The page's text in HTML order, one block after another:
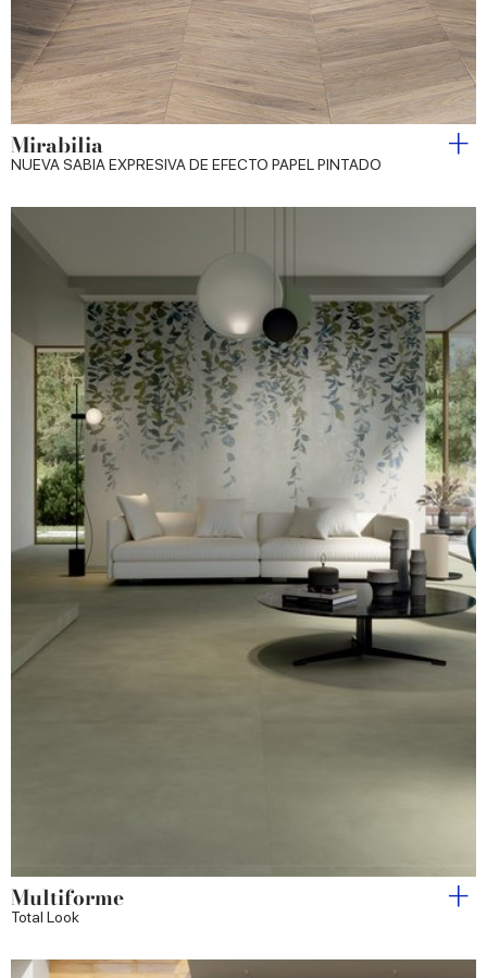
Mirabilia
NUEVA SABIA EXPRESIVA DE EFECTO PAPEL PINTADO
Multiforme
Total Look